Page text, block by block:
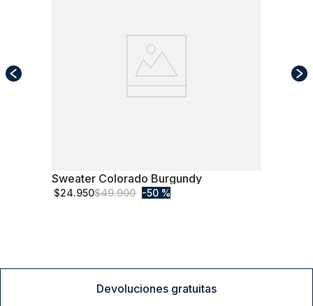
XL
Sweater Colorado Burgundy
$24.950$49.900 50 %
Devoluciones gratuitas